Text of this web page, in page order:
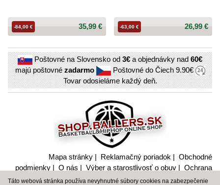
35,99 €
-84,00 € 26,99 €
-63,00 €
Poštovné na Slovensko od3€a objednávky nad60€
majú poštovnézadarmo Poštovné do Čiech9.90€
Tovar odosieláme každý deň.
Mapa stránky | Reklamačný poriadok | Obchodné
podmienky | O nás | Výber a starostlivosť o obuv | Ochrana
súkromia a nakladanie s citlivými údajmi
Táto webová stránka používa nevyhnutné súbory cookies na zabezpečenie